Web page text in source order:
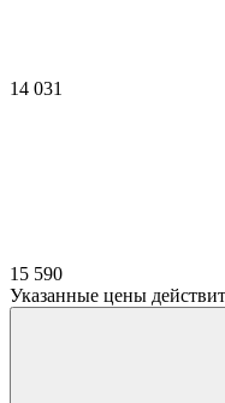
14 031
15 590
Указанные цены